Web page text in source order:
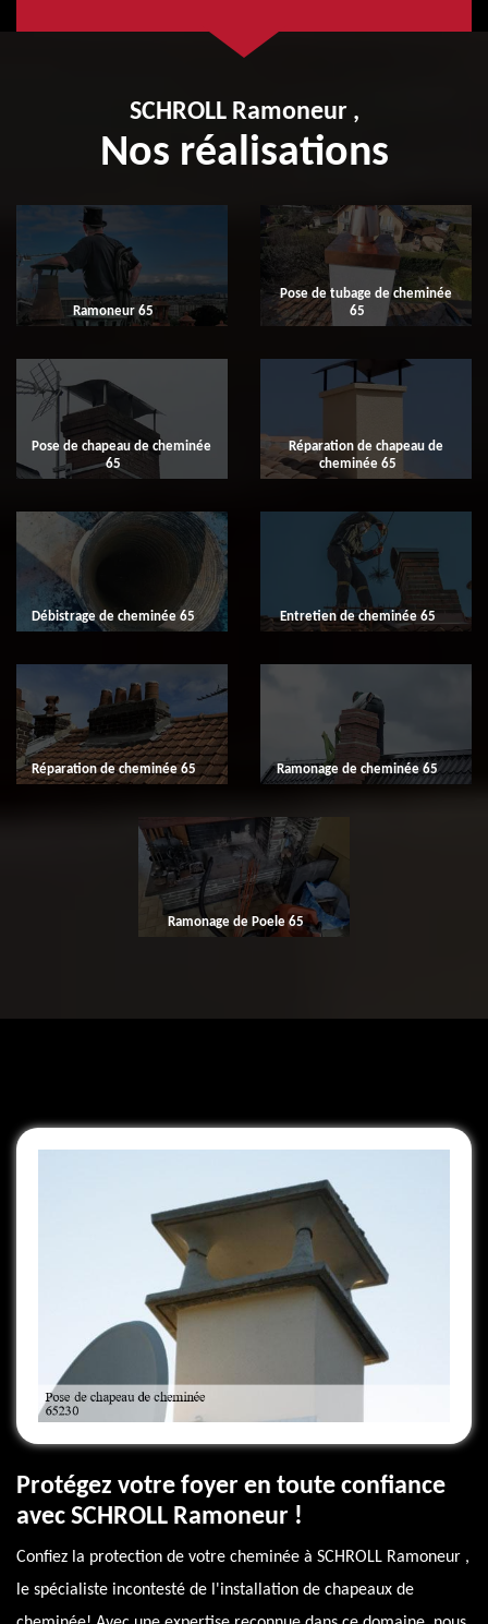
SCHROLL Ramoneur ,
Nos réalisations
Ramoneur 65
Pose de tubage de cheminée
65
Pose de chapeau de cheminée
65
Réparation de chapeau de
cheminée 65
Débistrage de cheminée 65 Entretien de cheminée 65
Réparation de cheminée 65 Ramonage de cheminée 65
Ramonage de Poele 65
Protégez votre foyer en toute confiance
avec SCHROLL Ramoneur !
Confiez la protection de votre cheminée à SCHROLL Ramoneur ,
le spécialiste incontesté de l'installation de chapeaux de